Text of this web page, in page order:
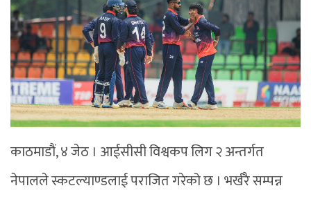
काठमाडौं, ४ जेठ । आईसीसी विश्वकप लिग २ अन्तर्गत
नेपालले स्कटल्याण्डलाई पराजित गरेको छ । भर्खरै सम्पन्न